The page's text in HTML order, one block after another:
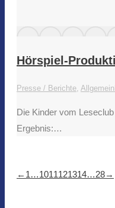
Hörspiel-
Presse / Berichte, Allgemein
Die Kinder vom
Ergebnis:…
← 1…1011121314…28→